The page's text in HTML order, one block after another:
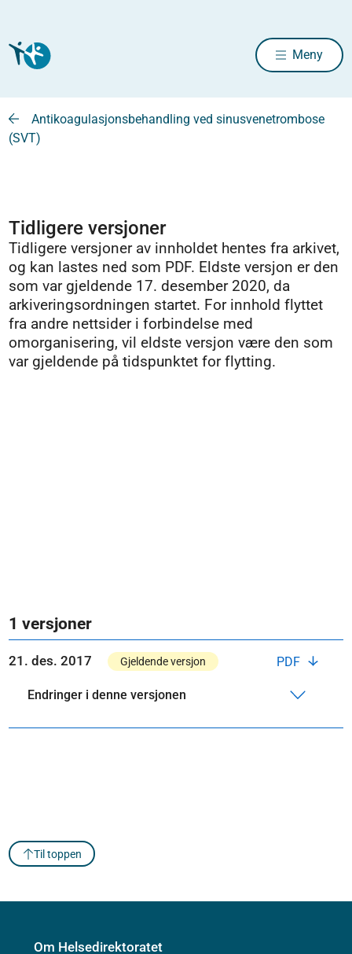
Meny
Antikoagulasjonsbehandling ved sinusvenetrombose
(SVT)
Tidligere versjoner
Tidligere versjoner av innholdet hentes fra arkivet,
og kan lastes ned som PDF. Eldste versjon er den
som var gjeldende 17. desember 2020, da
arkiveringsordningen startet. For innhold flyttet
fra andre nettsider i forbindelse med
omorganisering, vil eldste versjon være den som
var gjeldende på tidspunktet for flytting.
1 versjoner
PDF
21. des. 2017 Gjeldende versjon
Endringer i denne versjonen
Til toppen
Om Helsedirektoratet